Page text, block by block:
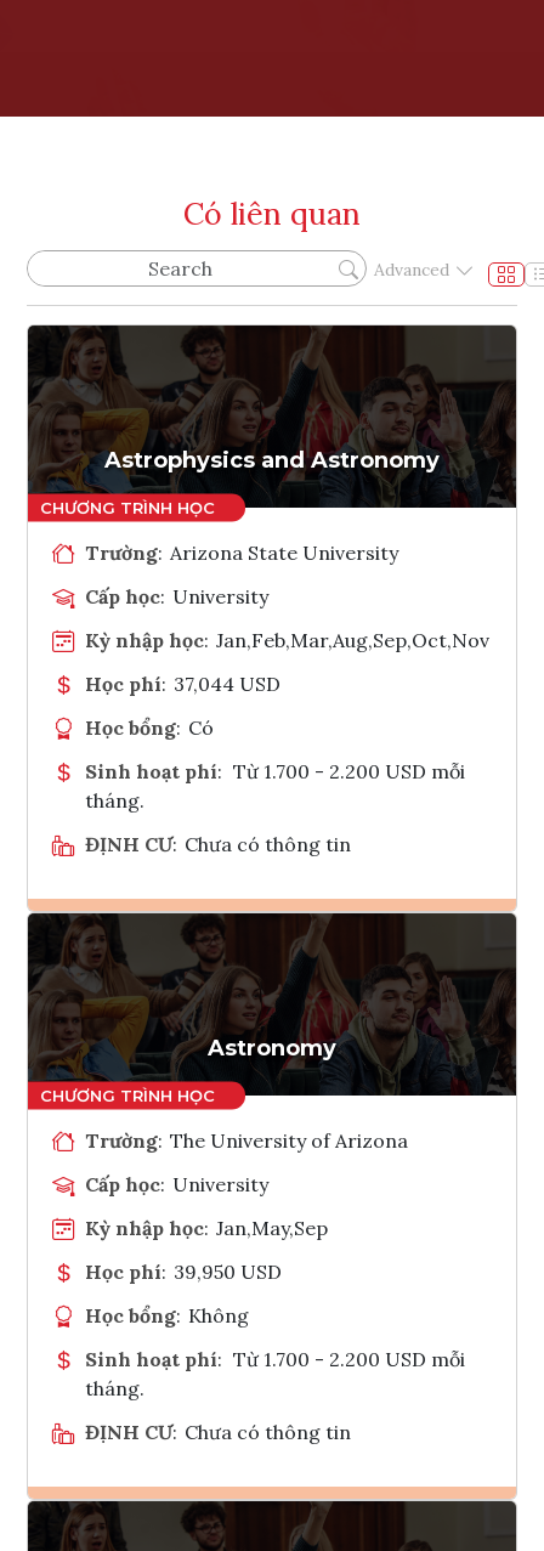
Có liên quan
Advanced
Astrophysics and Astronomy
Trường: Arizona State University
Cấp học: University
Kỳ nhập học: Jan,Feb,Mar,Aug,Sep,Oct,Nov
Học phí: 37,044 USD
Học bổng: Có
Sinh hoạt phí: Từ 1.700 - 2.200 USD mỗi
tháng.
ĐỊNH CƯ: Chưa có thông tin
Ghi danh
Tham vấn Interlink
Astronomy
Trường: The University of Arizona
Cấp học: University
Kỳ nhập học: Jan,May,Sep
Học phí: 39,950 USD
Học bổng: Không
Sinh hoạt phí: Từ 1.700 - 2.200 USD mỗi
tháng.
ĐỊNH CƯ: Chưa có thông tin
Ghi danh